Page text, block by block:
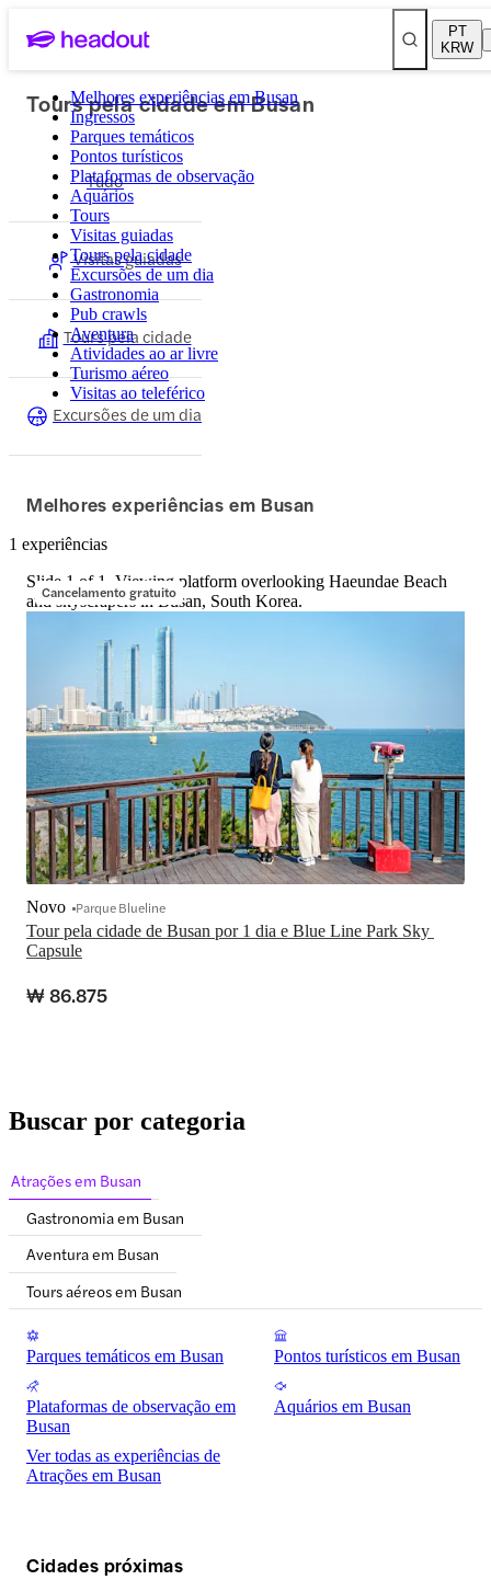
PT
KRW
Melhores experiências em Busan
Ingressos
Parques temáticos
Pontos turísticos
Plataformas de observação
Aquários
Tours
Visitas guiadas
Tours pela cidade
Excursões de um dia
Gastronomia
Pub crawls
Aventura
Atividades ao ar livre
Turismo aéreo
Visitas ao teleférico
Tours pela cidade em Busan
Tudo
Visitas guiadas
Tours pela cidade
Excursões de um dia
Melhores experiências em Busan
1 experiências
Cancelamento gratuito
Slide 1 of 1, Viewing platform overlooking Haeundae Beach
and skyscrapers in Busan, South Korea.
Tour pela cidade de Busan por 1 dia e Blue Line Park Sky
Capsule
Novo Parque Blueline
₩ 86.875
Buscar por categoria
Atrações em Busan
Gastronomia em Busan
Aventura em Busan
Tours aéreos em Busan
Parques temáticos em Busan Pontos turísticos em Busan
Plataformas de observação em
Busan
Aquários em Busan
Ver todas as experiências de
Atrações em Busan
Cidades próximas